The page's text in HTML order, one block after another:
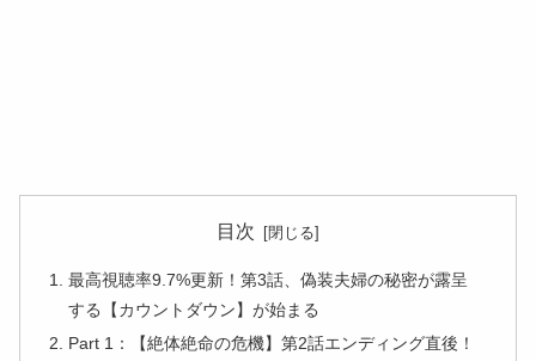
目次
最高視聴率9.7%更新！第3話、偽装夫婦の秘密が露呈
する【カウントダウン】が始まる
Part 1：【絶体絶命の危機】第2話エンディング直後！